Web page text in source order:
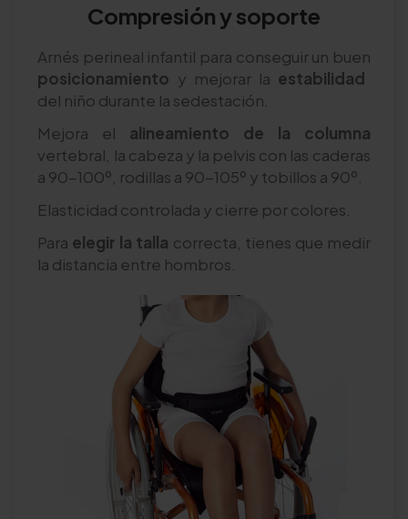
Compresión y soporte
Arnés perineal infantil para conseguir un buen
posicionamiento y mejorar la estabilidad
del niño durante la sedestación.
Mejora el alineamiento de la columna
vertebral, la cabeza y la pelvis con las caderas
a 90-100º, rodillas a 90-105º y tobillos a 90º.
Elasticidad controlada y cierre por colores.
Para elegir la talla correcta, tienes que medir
la distancia entre hombros.